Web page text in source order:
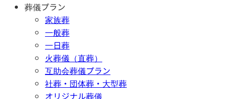
葬儀プラン
家族葬
一般葬
一日葬
火葬儀（直葬）
互助会葬儀プラン
社葬・団体葬・大型葬
オリジナル葬儀